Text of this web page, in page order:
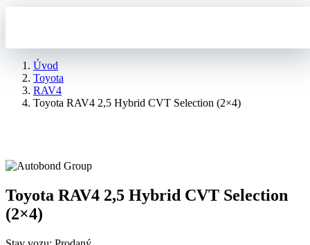
Úvod
Toyota
RAV4
Toyota RAV4 2,5 Hybrid CVT Selection (2×4)
Toyota RAV4 2,5 Hybrid CVT Selection
(2×4)